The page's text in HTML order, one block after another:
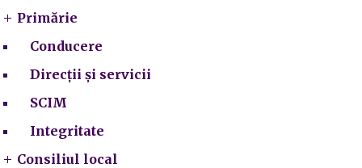
Primărie
Conducere
Direcții și servicii
SCIM
Integritate
Consiliul local